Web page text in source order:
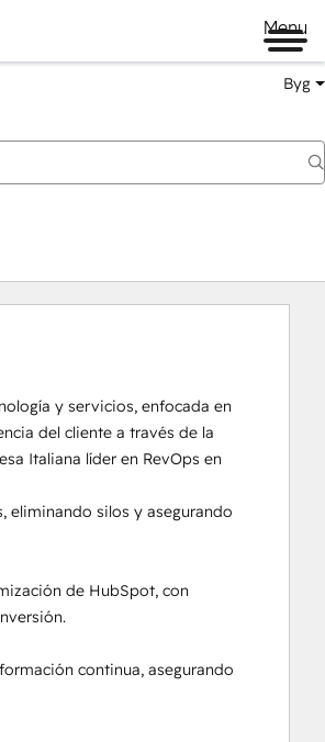
Menu
Byg
y servicios, enfocada en
del cliente a través de la
Italiana líder en RevOps en
eliminando silos y asegurando
de HubSpot, con
continua, asegurando